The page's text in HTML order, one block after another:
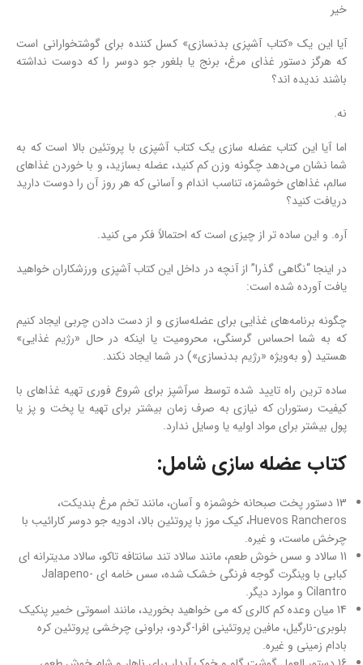
خیر
آیا این یک «کتاب آشپزی بدنسازی» کسل کننده برای گوشتخوارانی است
که هرگز دستور غذای مرغ، برنج یا بلغور جو دوسر را که دوست نداشته
باشند ندیده اند؟
نه.
اما آیا این کتاب عضله سازی یک کتاب آشپزی با پروتئین بالا است که به
شما نشان می‌دهد چگونه وزن کم کنید، عضله بسازید، و با خوردن غذاهای
سالم، غذاهای خوشمزه، تناسب اندام و آسانی که هر روز آن را دوست دارید
دریافت کنید؟
آره. و این ساده تر از چیزی است که احتمالاً فکر می کنید.
در اینجا “نگاهی گذرا” از آنچه در داخل این کتاب آشپزی ورزشکاران خواهید
یافت آورده شده است:
چگونه برنامه‌های غذایی برای عضله‌سازی و از دست دادن چربی ایجاد کنیم
که به شما احساس گرسنگی، محرومیت یا اینکه در حال «رژیم غذایی»
هستید (و به‌ویژه «رژیم بدنسازی») در شما ایجاد نکند.
ساده ترین راه تایید شده توسط سرآشپز برای شروع فوری تهیه غذاهای با
کیفیت رستوران که نیازی به صرف زمان بیشتر برای تهیه یا پخت و پز یا
پول بیشتر برای مواد اولیه یا وسایل ندارد.
کتاب عضله سازی شامل:
13 دستور پخت صبحانه خوشمزه و آسان، مانند تخم مرغ بندیکت،
Huevos Rancheros، کیک موز با پروتئین بالا، ادویه جو دوسر کارائیب با
چرخش ماست، و غیره.
11 سالاد و سس خوش طعم، مانند سالاد تند سانتافه تاکو، سالاد مدیترانه ای
کبابی با وینگرت گوجه فرنگی خشک شده، سس خامه ای Jalapeno-
Cilantro و موارد دیگر.
14 میان وعده کم کالری که می خواهید بخورید، مانند اسموتی خمیر پنکیک
بلوبری-نارگیل، مافین پروتئینی افرا-گردو، براونی چرخشی پروتئین کره
بادام زمینی و غیره.